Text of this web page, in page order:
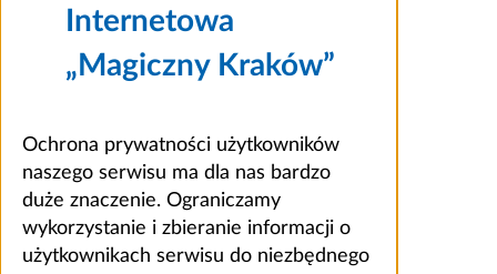
Internetowa
„Magiczny Kraków”
Ochrona prywatności użytkowników
naszego serwisu ma dla nas bardzo
duże znaczenie. Ograniczamy
wykorzystanie i zbieranie informacji o
użytkownikach serwisu do niezbędnego